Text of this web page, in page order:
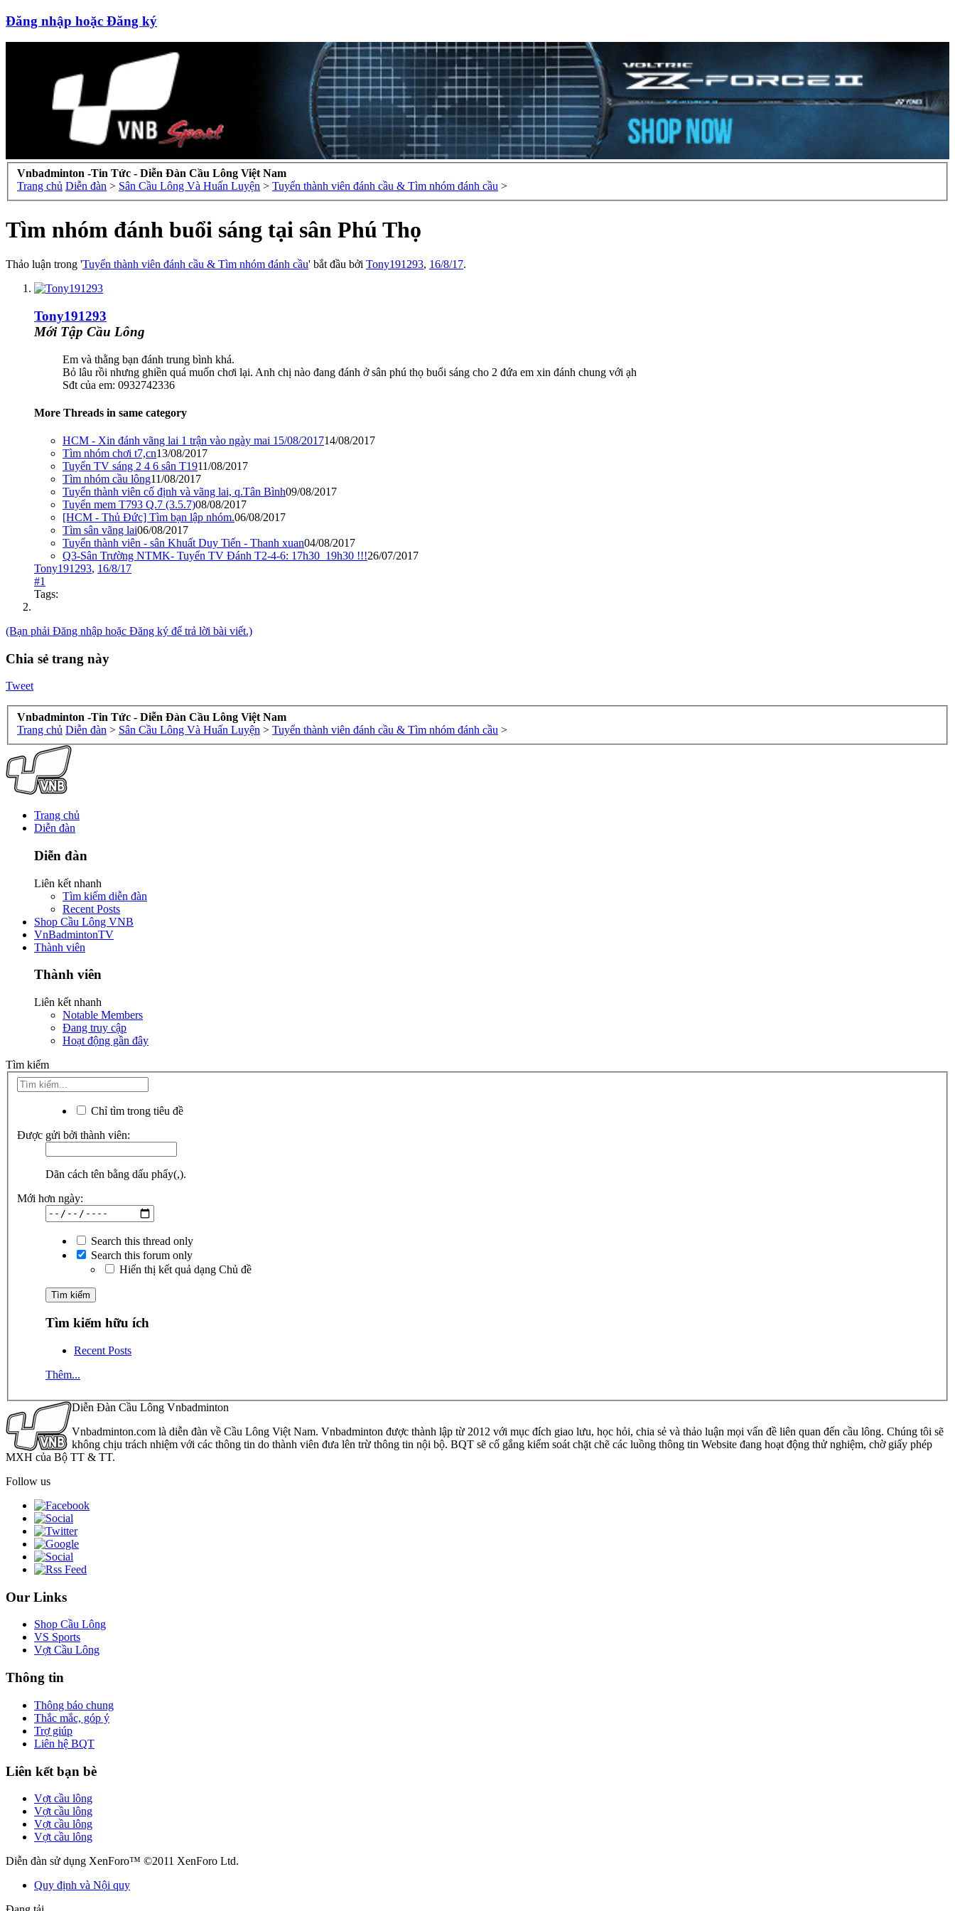
Đăng nhập hoặc Đăng ký
Vnbadminton -Tin Tức - Diễn Đàn Cầu Lông Việt Nam
Trang chủ Diễn đàn > Sân Cầu Lông Và Huấn Luyện > Tuyển thành viên đánh cầu & Tìm nhóm đánh cầu >
Tìm nhóm đánh buổi sáng tại sân Phú Thọ
Thảo luận trong 'Tuyển thành viên đánh cầu & Tìm nhóm đánh cầu' bắt đầu bởi Tony191293, 16/8/17.
Tony191293
Mới Tập Cầu Lông
Em và thằng bạn đánh trung bình khá.
Bỏ lâu rồi nhưng ghiền quá muốn chơi lại. Anh chị nào đang đánh ở sân phú thọ buổi sáng cho 2 đứa em xin đánh chung với ạh
Sđt của em: 0932742336
More Threads in same category
HCM - Xin đánh vãng lai 1 trận vào ngày mai 15/08/201714/08/2017
Tìm nhóm chơi t7,cn13/08/2017
Tuyển TV sáng 2 4 6 sân T1911/08/2017
Tìm nhóm cầu lông11/08/2017
Tuyển thành viên cố định và vãng lai, q.Tân Bình09/08/2017
Tuyển mem T793 Q.7 (3.5.7)08/08/2017
[HCM - Thủ Đức] Tìm bạn lập nhóm.06/08/2017
Tìm sân vãng lai06/08/2017
Tuyển thành viên - sân Khuất Duy Tiến - Thanh xuan04/08/2017
Q3-Sân Trường NTMK- Tuyển TV Đánh T2-4-6: 17h30_19h30 !!!26/07/2017
Tony191293, 16/8/17
#1
Tags:
(Bạn phải Đăng nhập hoặc Đăng ký để trả lời bài viết.)
Chia sẻ trang này
Tweet
Vnbadminton -Tin Tức - Diễn Đàn Cầu Lông Việt Nam
Trang chủ Diễn đàn > Sân Cầu Lông Và Huấn Luyện > Tuyển thành viên đánh cầu & Tìm nhóm đánh cầu >
Trang chủ
Diễn đàn
Diễn đàn
Liên kết nhanh
Tìm kiếm diễn đàn
Recent Posts
Shop Cầu Lông VNB
VnBadmintonTV
Thành viên
Thành viên
Liên kết nhanh
Notable Members
Đang truy cập
Hoạt động gần đây
Tìm kiếm
Chỉ tìm trong tiêu đề
Được gửi bởi thành viên:
Dãn cách tên bằng dấu phẩy(,).
Mới hơn ngày:
Search this thread only
Search this forum only
Hiển thị kết quả dạng Chủ đề
Tìm kiếm hữu ích
Recent Posts
Thêm...
Diễn Đàn Cầu Lông Vnbadminton
Vnbadminton.com là diễn đàn về Cầu Lông Việt Nam. Vnbadminton được thành lập từ 2012 với mục đích giao lưu, học hỏi, chia sẻ và thảo luận mọi vấn đề liên quan đến cầu lông. Chúng tôi sẽ
không chịu trách nhiệm với các thông tin do thành viên đưa lên trừ thông tin nội bộ. BQT sẽ cố gắng kiểm soát chặt chẽ các luồng thông tin Website đang hoạt động thử nghiệm, chờ giấy phép
MXH của Bộ TT & TT.
Follow us
Our Links
Shop Cầu Lông
VS Sports
Vợt Cầu Lông
Thông tin
Thông báo chung
Thắc mắc, góp ý
Trợ giúp
Liên hệ BQT
Liên kết bạn bè
Vợt cầu lông
Vợt cầu lông
Vợt cầu lông
Vợt cầu lông
Diễn đàn sử dụng XenForo™ ©2011 XenForo Ltd.
Quy định và Nội quy